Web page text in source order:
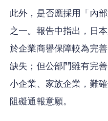
此外，是否應採用「內
之一。報告中指出，日
於企業商譽保障較為完
缺失；但公部門雖有完
小企業、家族企業，難
阻礙通報意願。